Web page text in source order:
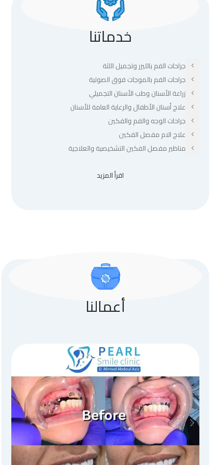
خدماتنا
جراحات الفم بالليزر وتجميل اللثة
جراحات الفم بالموجات فوق الصوتية
زراعة الأسنان وطب الأسنان التجميلي
علاج أسنان الأطفال والرعاية العامة للأسنان
جراحات الوجه والفم والفكين
علاج الام مفصل الفكين
مناظير مفصل الفكين التشخيصية والعلاجية
اقرأ المزيد
أعمالنا